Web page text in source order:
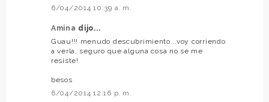
6/04/2014 10:39 a. m.
Amina dijo...
Guau!!! menudo descubrimiento...voy corriendo
a verla, seguro que alguna cosa no se me
resiste!
besos
6/04/2014 12:16 p. m.